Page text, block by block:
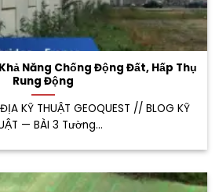
Năng Chống Động Đất, Hấp Thụ
Rung Động
KỸ THUẬT GEOQUEST // BLOG KỸ
— BÀI 3 Tường...